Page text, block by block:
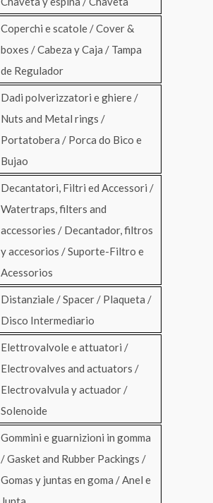
Coperchi e scatole / Cover &
boxes / Cabeza y Caja / Tampa
de Regulador
Dadi polverizzatori e ghiere /
Nuts and Metal rings /
Portatobera / Porca do Bico e
Bujao
Decantatori, Filtri ed Accessori /
Watertraps, filters and
accessories / Decantador, filtros
y accesorios / Suporte-Filtro e
Acessorios
Distanziale / Spacer / Plaqueta /
Disco Intermediario
Elettrovalvole e attuatori /
Electrovalves and actuators /
Electrovalvula y actuador /
Solenoide
Gommini e guarnizioni in gomma
/ Gasket and Rubber Packings /
Gomas y juntas en goma / Anel e